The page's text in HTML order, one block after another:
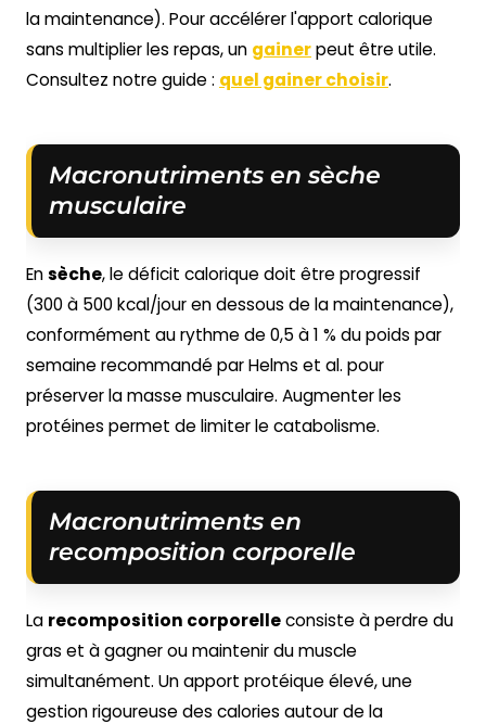
la maintenance). Pour accélérer l'apport calorique
sans multiplier les repas, un gainerpeut être utile.
Consultez notre guide : quel gainer choisir.
Macronutriments en sèche
musculaire
Ensèche, le déficit calorique doit être progressif
(300 à 500 kcal/jour en dessous de la maintenance),
conformément au rythme de 0,5 à 1 % du poids par
semaine recommandé par Helms et al. pour
préserver la masse musculaire. Augmenter les
protéines permet de limiter le catabolisme.
Macronutriments en
recomposition corporelle
La recomposition corporelleconsiste à perdre du
gras et à gagner ou maintenir du muscle
simultanément. Un apport protéique élevé, une
gestion rigoureuse des calories autour de la